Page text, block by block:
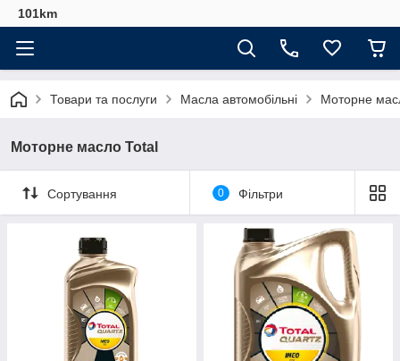
101km
Товари та послуги Масла автомобільні Моторне
Моторне масло Total
Сортування 0 Фільтри